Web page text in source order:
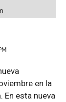
en la
. En esta nueva